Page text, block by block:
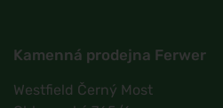
Kamenná prodejna Ferwer
Westfield Černý Most